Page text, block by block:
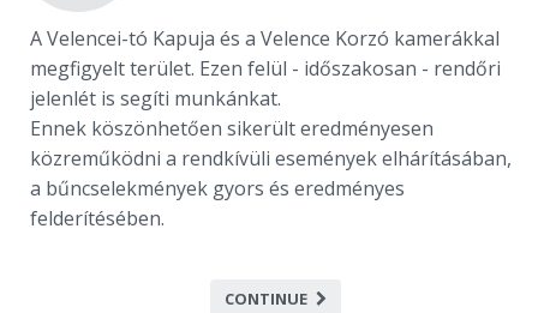
A Velencei-tó Kapuja és a Velence Korzó kamerákkal
megfigyelt terület. Ezen felül - időszakosan - rendőri
jelenlét is segíti munkánkat.
Ennek köszönhetően sikerült eredményesen
közreműködni a rendkívüli események elhárításában,
a bűncselekmények gyors és eredményes
felderítésében.
CONTINUE